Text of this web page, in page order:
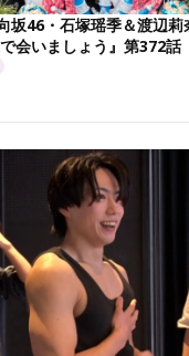
坂46・石塚瑶季＆渡辺莉
会いましょう』第372話